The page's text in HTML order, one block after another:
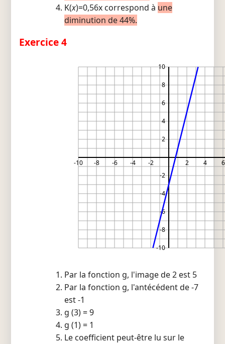
K(x)=0,56x correspond à une
diminution de 44%.
Exercice 4
-10
-10
-8
-8
-6
-6
-4
-4
-2
-2
2
2
4
4
6
6
8
10
Par la fonction g, l'image de 2 est 5
Par la fonction g, l'antécédent de -7
est -1
g (3) = 9
g (1) = 1
Le coefficient peut-être lu sur le